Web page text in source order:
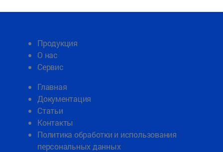
Продукция
О нас
Сервис
Главная
Документация
Статьи
Контакты
Политика обработки и использования
персональных данных